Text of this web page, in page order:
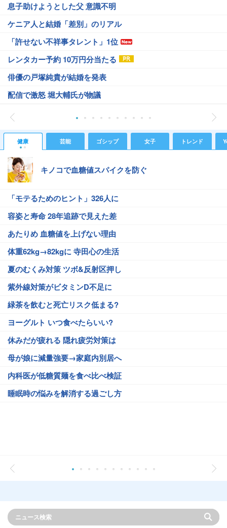
息子助けようとした父 意識不明
ケニア人と結婚「差別」のリアル
「許せない不祥事タレント」1位
レンタカー予約 10万円分当たる
俳優の戸塚純貴が結婚を発表
配信で激怒 堀大輔氏が物議
健康 芸能 ゴシップ 女子 トレンド
キノコで血糖値スパイクを防ぐ
「モテるためのヒント」326人に
容姿と寿命 28年追跡で見えた差
あたりめ 血糖値を上げない理由
体重62kg→82kgに 寺田心の生活
夏のむくみ対策 ツボ&反射区押し
紫外線対策がビタミンD不足に
緑茶を飲むと死亡リスク低まる?
ヨーグルト いつ食べたらいい?
休みだが疲れる 隠れ疲労対策は
母が娘に減量強要→家庭内別居へ
内科医が低糖質麺を食べ比べ検証
睡眠時の悩みを解消する過ごし方